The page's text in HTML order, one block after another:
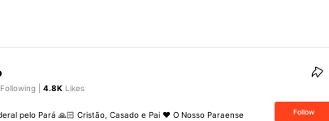
Following |4.8K Likes
pelo Pará 🙏🏻 Cristão, Casado e Pai ❤️ O Nosso Paraense
Follow